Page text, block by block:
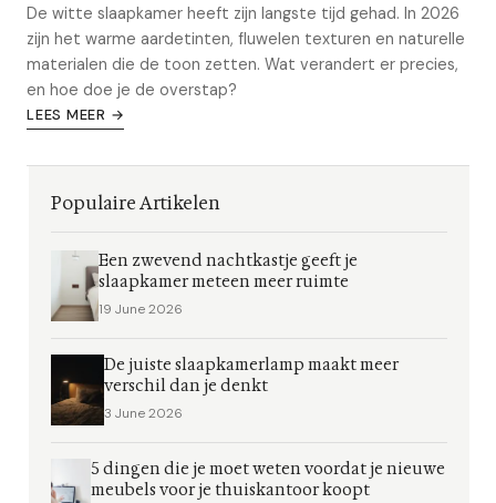
De witte slaapkamer heeft zijn langste tijd gehad. In 2026
zijn het warme aardetinten, fluwelen texturen en naturelle
materialen die de toon zetten. Wat verandert er precies,
en hoe doe je de overstap?
LEES MEER →
Populaire Artikelen
Een zwevend nachtkastje geeft je
slaapkamer meteen meer ruimte
19 June 2026
De juiste slaapkamerlamp maakt meer
verschil dan je denkt
3 June 2026
5 dingen die je moet weten voordat je nieuwe
meubels voor je thuiskantoor koopt